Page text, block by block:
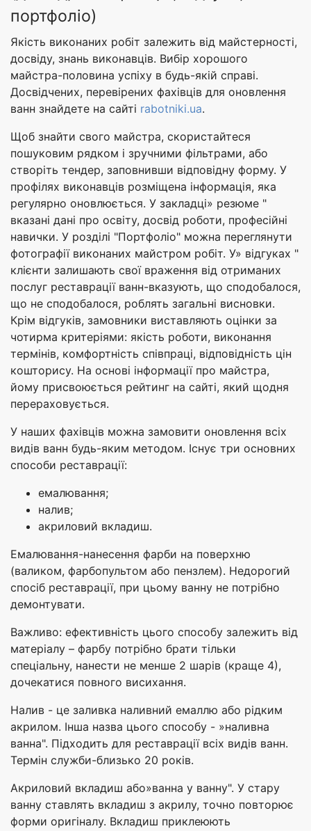
портфоліо)
Якість виконаних робіт залежить від майстерності,
досвіду, знань виконавців. Вибір хорошого
майстра-половина успіху в будь-якій справі.
Досвідчених, перевірених фахівців для оновлення
ванн знайдете на сайті rabotniki.ua.
Щоб знайти свого майстра, скористайтеся
пошуковим рядком і зручними фільтрами, або
створіть тендер, заповнивши відповідну форму. У
профілях виконавців розміщена інформація, яка
регулярно оновлюється. У закладці» резюме "
вказані дані про освіту, досвід роботи, професійні
навички. У розділі "Портфоліо" можна переглянути
фотографії виконаних майстром робіт. У» відгуках "
клієнти залишають свої враження від отриманих
послуг реставрації ванн-вказують, що сподобалося,
що не сподобалося, роблять загальні висновки.
Крім відгуків, замовники виставляють оцінки за
чотирма критеріями: якість роботи, виконання
термінів, комфортність співпраці, відповідність цін
кошторису. На основі інформації про майстра,
йому присвоюється рейтинг на сайті, який щодня
перераховується.
У наших фахівців можна замовити оновлення всіх
видів ванн будь-яким методом. Існує три основних
способи реставрації:
емалювання;
налив;
акриловий вкладиш.
Емалювання-нанесення фарби на поверхню
(валиком, фарбопультом або пензлем). Недорогий
спосіб реставрації, при цьому ванну не потрібно
демонтувати.
Важливо: ефективність цього способу залежить від
матеріалу – фарбу потрібно брати тільки
спеціальну, нанести не менше 2 шарів (краще 4),
дочекатися повного висихання.
Налив - це заливка наливний емаллю або рідким
акрилом. Інша назва цього способу - »наливна
ванна". Підходить для реставрації всіх видів ванн.
Термін служби-близько 20 років.
Акриловий вкладиш або»ванна у ванну". У стару
ванну ставлять вкладиш з акрилу, точно повторює
форми оригіналу. Вкладиш приклеюють